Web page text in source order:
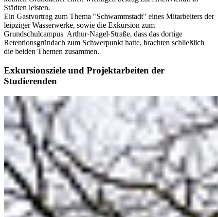
Städten leisten.
Ein Gastvortrag zum Thema "Schwammstadt" eines Mitarbeiters der
leipziger Wasserwerke, sowie die Exkursion zum
Grundschulcampus Arthur-Nagel-Straße, dass das dortige
Retentionsgründach zum Schwerpunkt hatte, brachten schließlich
die beiden Themen zusammen.
Exkursionsziele und Projektarbeiten der
Studierenden